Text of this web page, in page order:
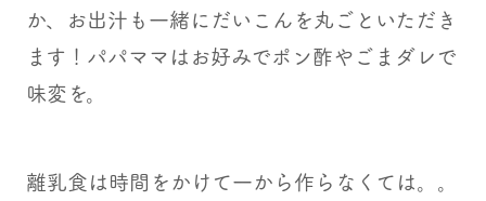
か、お出汁も一緒にだいこんを丸ごといただき
ます！パパママはお好みでポン酢やごまダレで
味変を。
離乳食は時間をかけて一から作らなくては。。